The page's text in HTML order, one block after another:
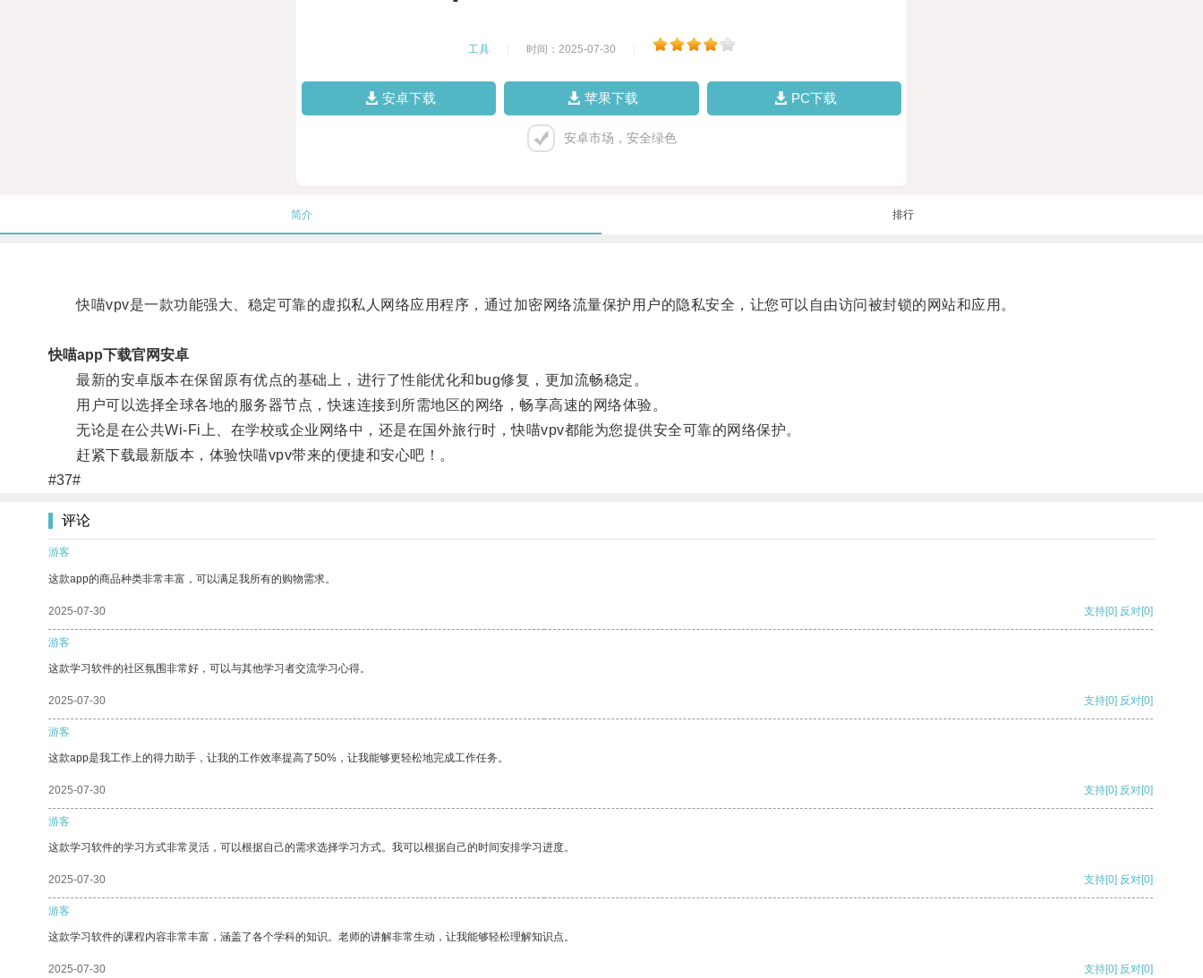
工具 时间：2025-07-30
安卓下载 苹果下载 PC下载
安卓市场，安全绿色
简介 排行
快喵vpv是一款功能强大、稳定可靠的虚拟私人网络应用程序，通过加密网络流量保护用户的隐私安全，让您可以自由访问被封锁的网站和应用。
快喵app下载官网安卓
最新的安卓版本在保留原有优点的基础上，进行了性能优化和bug修复，更加流畅稳定。
用户可以选择全球各地的服务器节点，快速连接到所需地区的网络，畅享高速的网络体验。
无论是在公共Wi-Fi上、在学校或企业网络中，还是在国外旅行时，快喵vpv都能为您提供安全可靠的网络保护。
赶紧下载最新版本，体验快喵vpv带来的便捷和安心吧！。
#37#
评论
游客
这款app的商品种类非常丰富，可以满足我所有的购物需求。
2025-07-30 支持[0] 反对[0]
游客
这款学习软件的社区氛围非常好，可以与其他学习者交流学习心得。
2025-07-30 支持[0] 反对[0]
游客
这款app是我工作上的得力助手，让我的工作效率提高了50%，让我能够更轻松地完成工作任务。
2025-07-30 支持[0] 反对[0]
游客
这款学习软件的学习方式非常灵活，可以根据自己的需求选择学习方式。我可以根据自己的时间安排学习进度。
2025-07-30 支持[0] 反对[0]
游客
这款学习软件的课程内容非常丰富，涵盖了各个学科的知识。老师的讲解非常生动，让我能够轻松理解知识点。
2025-07-30 支持[0] 反对[0]